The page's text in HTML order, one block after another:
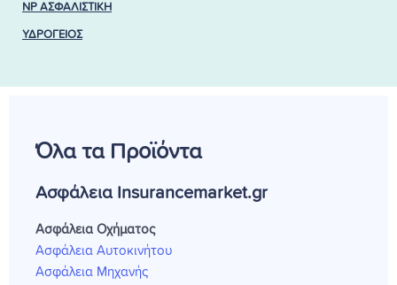
NP ΑΣΦΑΛΙΣΤΙΚΗ
ΥΔΡΟΓΕΙΟΣ
Όλα τα Προϊόντα
Ασφάλεια Insurancemarket.gr
Ασφάλεια Οχήματος
Ασφάλεια Αυτοκινήτου
Ασφάλεια Μηχανής